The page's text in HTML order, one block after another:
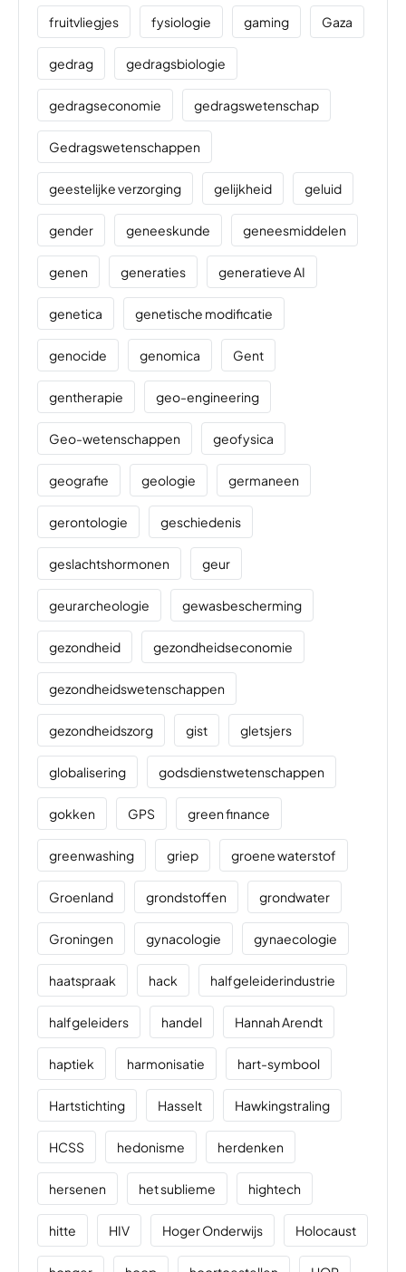
fruitvliegjes fysiologie gaming Gaza
gedrag gedragsbiologie
gedragseconomie gedragswetenschap
Gedragswetenschappen
geestelijke verzorging gelijkheid geluid
gender geneeskunde geneesmiddelen
genen generaties generatieve AI
genetica genetische modificatie
genocide genomica Gent
gentherapie geo-engineering
Geo-wetenschappen geofysica
geografie geologie germaneen
gerontologie geschiedenis
geslachtshormonen geur
geurarcheologie gewasbescherming
gezondheid gezondheidseconomie
gezondheidswetenschappen
gezondheidszorg gist gletsjers
globalisering godsdienstwetenschappen
gokken GPS green finance
greenwashing griep groene waterstof
Groenland grondstoffen grondwater
Groningen gynacologie gynaecologie
haatspraak hack halfgeleiderindustrie
halfgeleiders handel Hannah Arendt
haptiek harmonisatie hart-symbool
Hartstichting Hasselt Hawkingstraling
HCSS hedonisme herdenken
hersenen het sublieme hightech
hitte HIV Hoger Onderwijs Holocaust